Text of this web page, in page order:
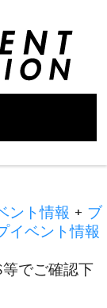
ント情報 + ブ
イベント情報
でご確認下